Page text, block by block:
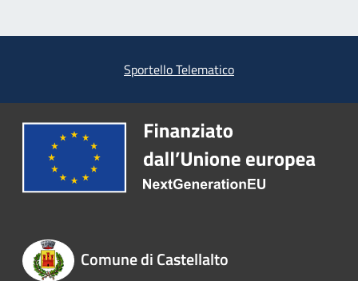
Sportello Telematico
Comune di Castellalto